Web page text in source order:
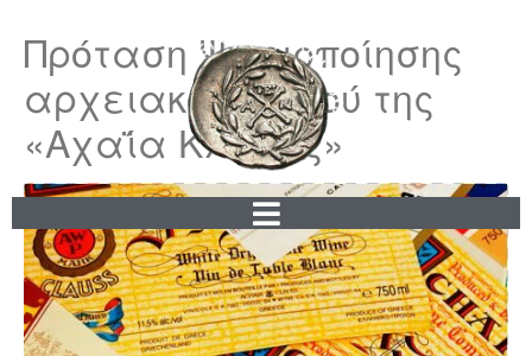
Πρόταση Ψηφιοποίησης
αρχειακού υλικού της
«Αχαΐα Κλάους»